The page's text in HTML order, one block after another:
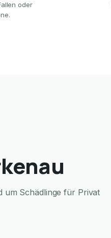
oder
um Schädlinge für Privat